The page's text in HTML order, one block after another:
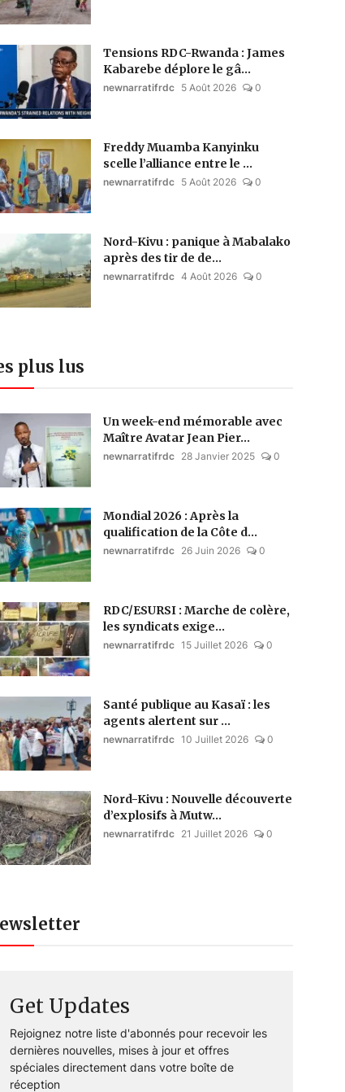
Tensions RDC-Rwanda : James
Kabarebe déplore le gâ...
newnarratifrdc 5 Août 2026 0
Freddy Muamba Kanyinku
scelle l’alliance entre le ...
newnarratifrdc 5 Août 2026 0
Nord-Kivu : panique à Mabalako
après des tir de de...
newnarratifrdc 4 Août 2026 0
plus lus
Un week-end mémorable avec
Maître Avatar Jean Pier...
newnarratifrdc 28 Janvier 2025 0
Mondial 2026 : Après la
qualification de la Côte d...
newnarratifrdc 26 Juin 2026 0
RDC/ESURSI : Marche de colère,
les syndicats exige...
newnarratifrdc 15 Juillet 2026 0
Santé publique au Kasaï : les
agents alertent sur ...
newnarratifrdc 10 Juillet 2026 0
Nord-Kivu : Nouvelle découverte
d’explosifs à Mutw...
newnarratifrdc 21 Juillet 2026 0
Get Updates
Rejoignez notre liste d'abonnés pour recevoir les
dernières nouvelles, mises à jour et offres
spéciales directement dans votre boîte de
réception